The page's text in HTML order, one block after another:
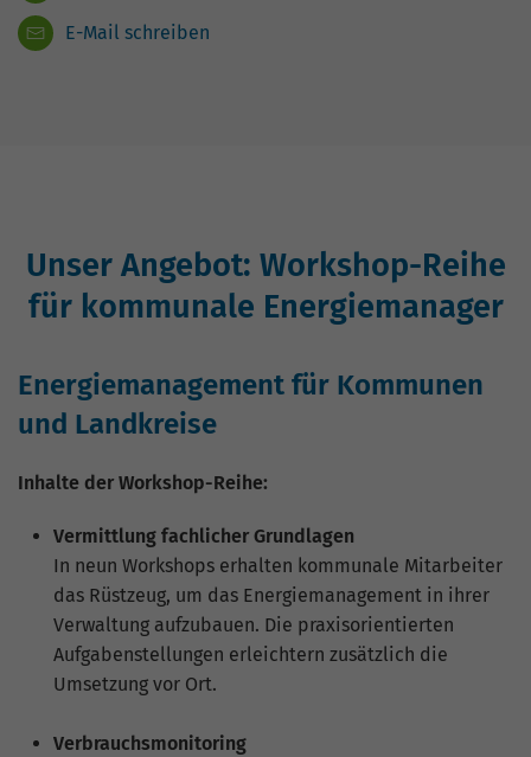
E-Mail schreiben
Unser Angebot: Workshop-Reihe
für kommunale Energiemanager
Energiemanagement für Kommunen
und Landkreise
Inhalte der Workshop-Reihe:
Vermittlung fachlicher Grundlagen
In neun Workshops erhalten kommunale Mitarbeiter
das Rüstzeug, um das Energiemanagement in ihrer
Verwaltung aufzubauen. Die praxisorientierten
Aufgabenstellungen erleichtern zusätzlich die
Umsetzung vor Ort.
Verbrauchsmonitoring